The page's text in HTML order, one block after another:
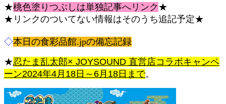
★桃色塗りつぶしは単独記事へリンク ★
★リンクのついてない情報はそのうち追記予定★
◇本日の食彩品館.jpの備忘記録
★忍たま乱太郎× JOYSOUND 直営店コラボキャンペ
ーン2024年4月18日～6月18日まで。